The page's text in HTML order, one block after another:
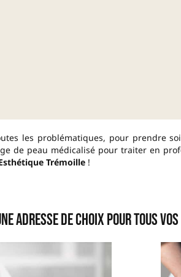
les problématiques, pour prendre
de peau médicalisé pour traiter en
Trémoille!
adresse de choix pour tous